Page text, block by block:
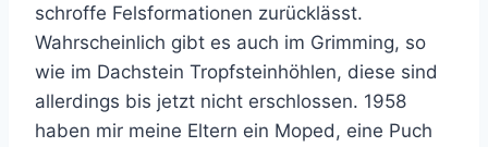
schroffe Felsformationen zurücklässt.
Wahrscheinlich gibt es auch im Grimming, so
wie im Dachstein Tropfsteinhöhlen, diese sind
allerdings bis jetzt nicht erschlossen. 1958
haben mir meine Eltern ein Moped, eine Puch